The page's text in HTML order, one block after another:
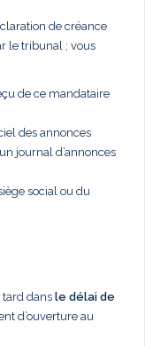
de créance
le tribunal ; vous
de ce mandataire
des annonces
journal d’annonces
social ou du
tard dans le délai de
d’ouverture au